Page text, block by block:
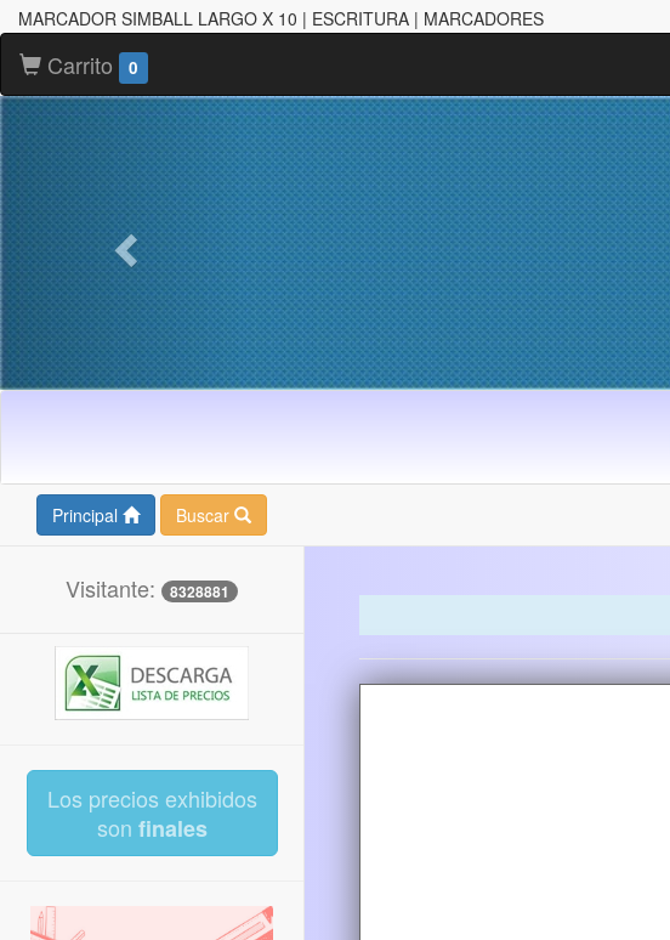
MARCADOR SIMBALL LARGO X 10 | ESCRITURA | MARCADORES
Carrito 0
Principal Buscar
Visitante: 8328881
Los precios exhibidos
son finales